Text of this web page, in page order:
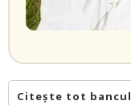
Citește tot bancul